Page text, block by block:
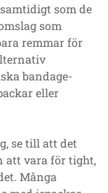
som de
som
remmar för
bandage-
eller
se till att det
att vara för tight,
Många